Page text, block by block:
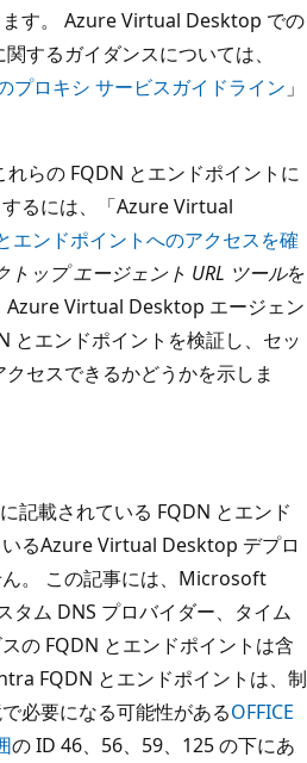
す。 Azure Virtual Desktop での
するガイダンスについては、
ロキシ サービスガイドライン 」
らの FQDN とエンドポイントに
るには、「Azure Virtual
エンドポイントへのアクセスを確
トップ エージェント URL ツールを
Azure Virtual Desktop エージェン
とエンドポイントを検証し、セッ
セスできるかどうかを示しま
記載されている FQDN とエンド
るAzure Virtual Desktop デプロ
。 この記事には、Microsoft
ム DNS プロバイダー、タイム
の FQDN とエンドポイントは含
FQDN とエンドポイントは、制
必要になる可能性があるOFFICE
の ID 46、56、59、125 の下にあ